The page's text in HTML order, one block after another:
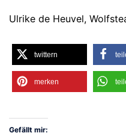
Ulrike de Heuvel,
twittern
merken
Gefällt mir: